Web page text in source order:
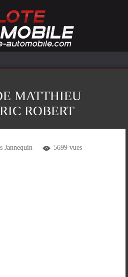
MATTHIEU
ROBERT
Jannequin 5699 vues